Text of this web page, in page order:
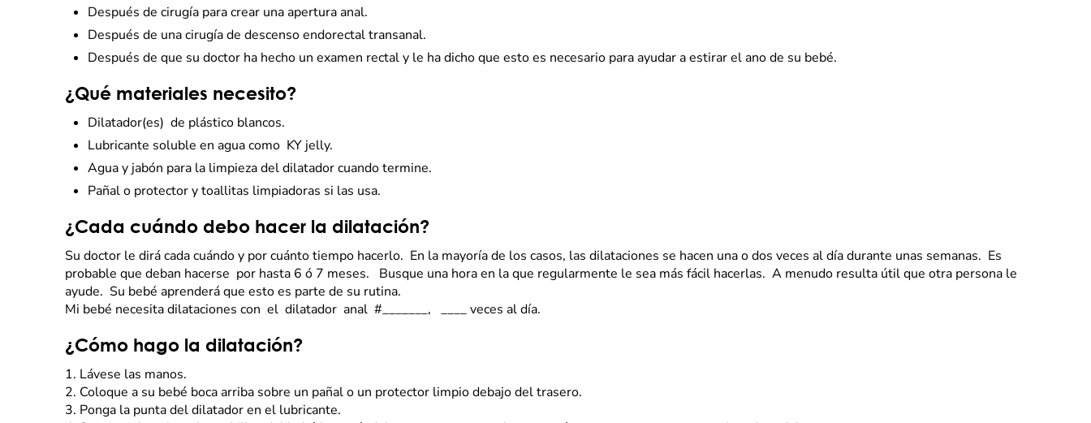
Después de cirugía para crear una apertura anal.
Después de una cirugía de descenso endorectal transanal.
Después de que su doctor ha hecho un examen rectal y le ha dicho que esto es necesario para ayudar a estirar el ano de su bebé.
¿Qué materiales necesito?
Dilatador(es) de plástico blancos.
Lubricante soluble en agua como KY jelly.
Agua y jabón para la limpieza del dilatador cuando termine.
Pañal o protector y toallitas limpiadoras si las usa.
¿Cada cuándo debo hacer la dilatación?
Su doctor le dirá cada cuándo y por cuánto tiempo hacerlo. En la mayoría de los casos, las dilataciones se hacen una o dos veces al día durante unas semanas. Es
probable que deban hacerse por hasta 6 ó 7 meses. Busque una hora en la que regularmente le sea más fácil hacerlas. A menudo resulta útil que otra persona le
ayude. Su bebé aprenderá que esto es parte de su rutina.
Mi bebé necesita dilataciones con el dilatador anal #_______, ____ veces al día.
¿Cómo hago la dilatación?
1. Lávese las manos.
2. Coloque a su bebé boca arriba sobre un pañal o un protector limpio debajo del trasero.
3. Ponga la punta del dilatador en el lubricante.